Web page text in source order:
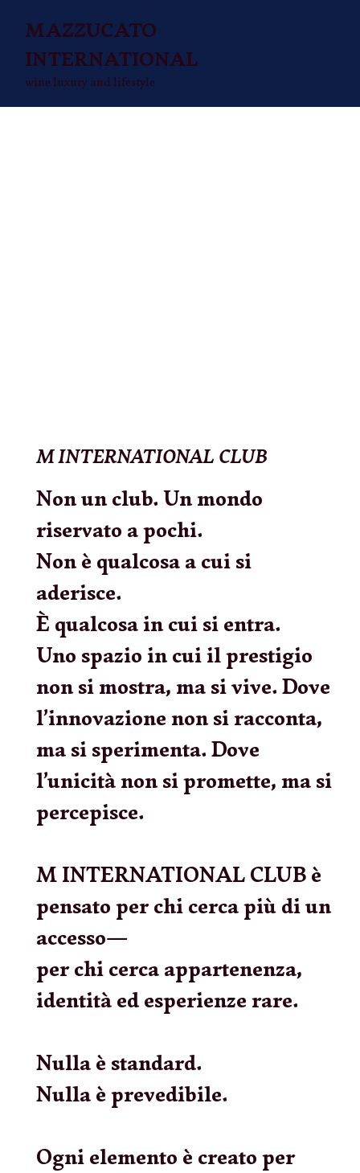
MAZZUCATO
INTERNATIONAL
wine luxury and lifestyle
M INTERNATIONAL CLUB
Non un club. Un mondo
riservato a pochi.
Non è qualcosa a cui si
aderisce.
È qualcosa in cui si entra.
Uno spazioin cui il prestigio
non simostra, ma si vive.Dove
l’innovazione non si racconta,
ma si sperimenta.Dove
l’unicità non si promette, ma si
percepisce.
M INTERNATIONAL CLUB è
pensato per chi cerca più di un
accesso—
per chi cercaappartenenza,
identità ed esperienze rare.
Nulla è standard.
Nulla è prevedibile.
Ogni elemento è creato per